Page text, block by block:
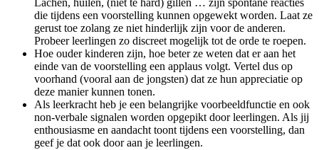
Lachen, huilen, (niet te hard) gillen … zijn spontane reacties
die tijdens een voorstelling kunnen opgewekt worden. Laat ze
gerust toe zolang ze niet hinderlijk zijn voor de anderen.
Probeer leerlingen zo discreet mogelijk tot de orde te roepen.
Hoe ouder kinderen zijn, hoe beter ze weten dat er aan het
einde van de voorstelling een applaus volgt. Vertel dus op
voorhand (vooral aan de jongsten) dat ze hun appreciatie op
deze manier kunnen tonen.
Als leerkracht heb je een belangrijke voorbeeldfunctie en ook
non-verbale signalen worden opgepikt door leerlingen. Als jij
enthousiasme en aandacht toont tijdens een voorstelling, dan
geef je dat ook door aan je leerlingen.